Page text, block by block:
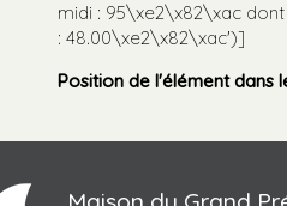
midi : 95\xe2\x82\xac
: 48.00\xe2\x82\xac')]
Position de l'élément dans